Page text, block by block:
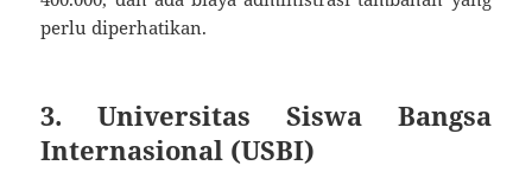
perlu diperhatikan.
3. Universitas Siswa Bangsa
Internasional (USBI)